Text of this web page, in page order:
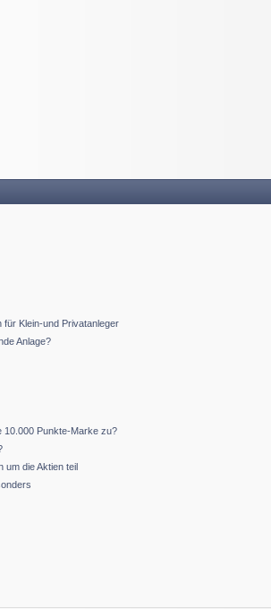
Klein-und Privatanleger
Anlage?
10.000 Punkte-Marke zu?
um die Aktien teil